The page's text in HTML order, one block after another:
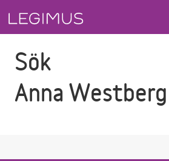
Sök
Anna Westberg